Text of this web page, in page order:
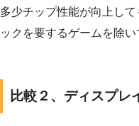
多少チップ性能が向上し
ックを要するゲームを除い
比較２、ディスプレ